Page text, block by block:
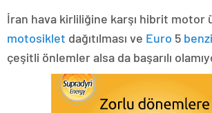
İran hava kirliliğine karşı hibrit
motosiklet dağıtılması ve Euro 5
çeşitli önlemler alsa da başarılı